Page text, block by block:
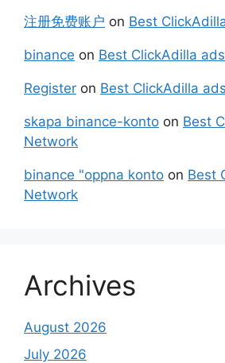
注册免费账户 on Best
binance on Best ClickAdilla
Register on Best ClickAdilla
skapa binance-konto on Best
Network
binance "oppna konto on Best
Network
Archives
August 2026
July 2026